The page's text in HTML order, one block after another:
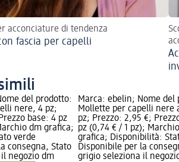
acconciature di tendenza
fascia per capelli
del prodotto:
nere, 4 pz;
base: 4 pz
dm grafica;
verde
consegna, Stato
negozio dm
Marca: ebelin; Nome del
Mollette per capelli nere
pz; Prezzo: 2,95 €;
pz (0,74 € / 1 pz);
grafica; Disponibilità:
Disponibile per la
grigio seleziona il